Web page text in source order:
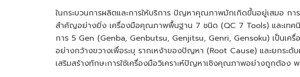
ในกระบวนการผลิตและการให้บริการ ปัญหาคุณภาพมักเกิดขึ้นอยู่เสมอ กา
สำคัญอย่างยิ่ง เครื่องมือคุณภาพพื้นฐาน 7 ชนิด (QC 7 Tools) และเทค
การ 5 Gen (Genba, Genbutsu, Genjitsu, Genri, Gensoku) เป็นเครื่
อย่างกว้างขวางเพื่อระบุ รากเหง้าของปัญหา (Root Cause) และยกร
เสริมสร้างทักษะการใช้เครื่องมือวิเคราะห์ปัญหาเชิงคุณภาพอย่างถูกต้อง